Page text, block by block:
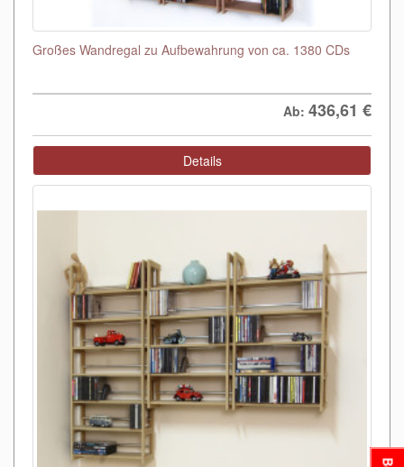
Großes Wandregal zu Aufbewahrung von ca. 1380 CDs
Ab: 436,61 €
Details